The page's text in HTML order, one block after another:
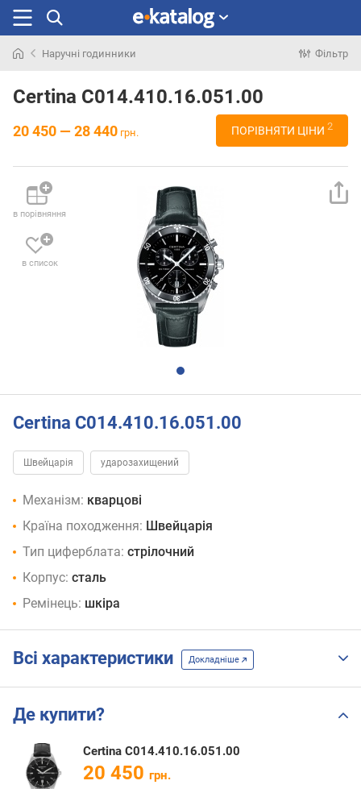
раніше
Наручні годинники Фільтр
Certina C014.410.16.051.00
20 450 — 28 440 грн. ПОРІВНЯТИ ЦІНИ 2
в порівняння
в список
Certina C014.410.16.051.00
Швейцарія ударозахищений
Механізм: кварцові
Країна походження: Швейцарія
Тип циферблата: стрілочний
Корпус: сталь
Ремінець: шкіра
Всі характеристики Докладніше
Де купити?
Certina C014.410.16.051.00
20 450 грн.